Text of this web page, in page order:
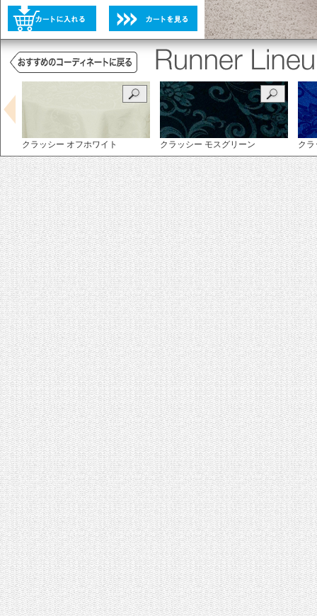
未選択
選択不可
未選択
クラッシー オフホワイト クラッシー モスグリーン ク